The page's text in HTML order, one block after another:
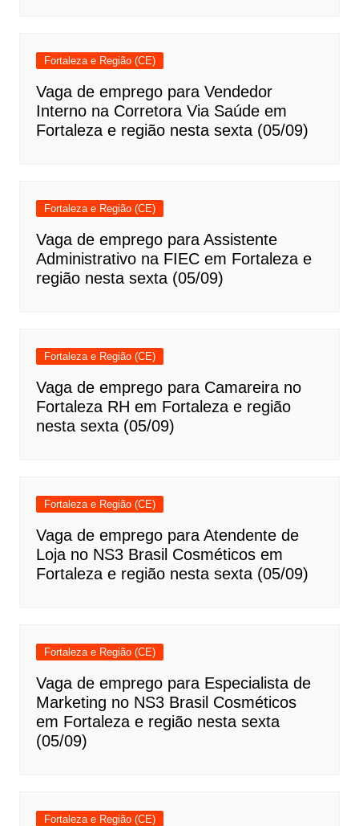
Fortaleza e Região (CE)
Vaga de emprego para Vendedor
Interno na Corretora Via Saúde em
Fortaleza e região nesta sexta (05/09)
Fortaleza e Região (CE)
Vaga de emprego para Assistente
Administrativo na FIEC em Fortaleza e
região nesta sexta (05/09)
Fortaleza e Região (CE)
Vaga de emprego para Camareira no
Fortaleza RH em Fortaleza e região
nesta sexta (05/09)
Fortaleza e Região (CE)
Vaga de emprego para Atendente de
Loja no NS3 Brasil Cosméticos em
Fortaleza e região nesta sexta (05/09)
Fortaleza e Região (CE)
Vaga de emprego para Especialista de
Marketing no NS3 Brasil Cosméticos
em Fortaleza e região nesta sexta
(05/09)
Fortaleza e Região (CE)